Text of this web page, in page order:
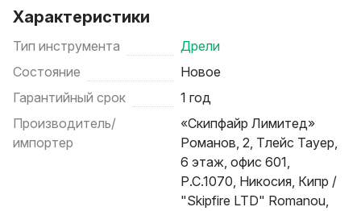
Характеристики
Тип инструмента
Дрели
Состояние
Новое
Гарантийный срок
1 год
Производитель/
импортер
«Скипфайр Лимитед»
Романов, 2, Тлейс Тауер,
6 этаж, офис 601,
P.C.1070, Никосия, Кипр /
"Skipfire LTD" Romanou,